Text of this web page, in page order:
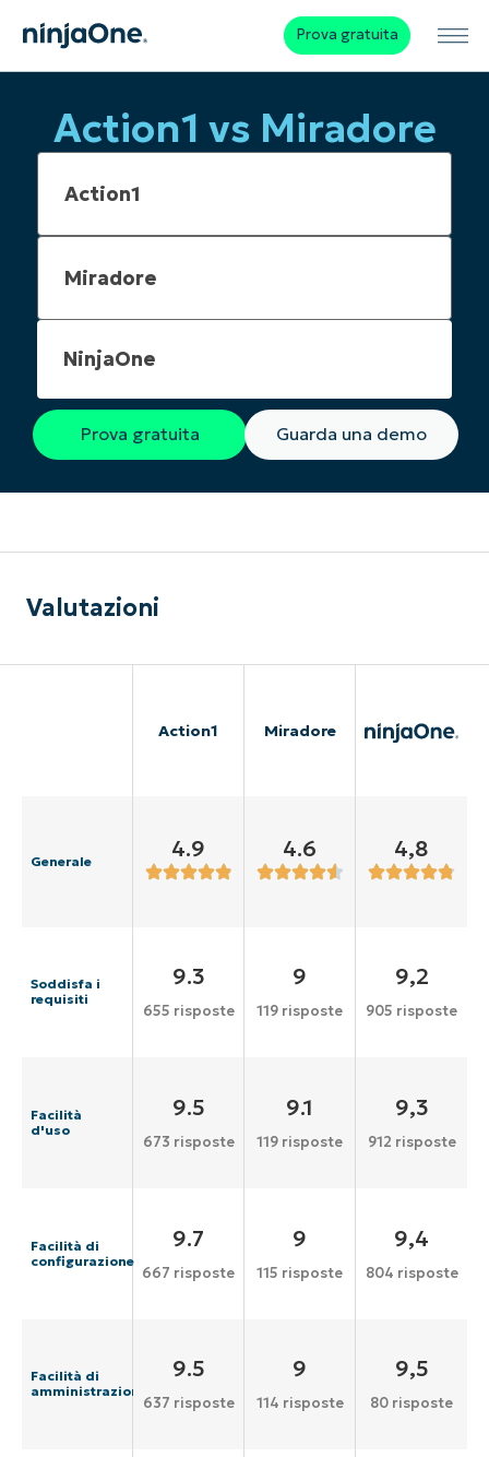
Prova gratuita
Action1 vs Miradore
NinjaOne
Prova gratuita Guarda una demo
Valutazioni
Action1 Miradore
Generale 4.9 4.6 4,8
Soddisfa i
requisiti
9.3
655 risposte
9
119 risposte
9,2
905 risposte
Facilità
d'uso
9.5
673 risposte
9.1
119 risposte
9,3
912 risposte
Facilità di
configurazione
9.7
667 risposte
9
115 risposte
9,4
804 risposte
Facilità di
amministrazione
9.5
637 risposte
9
114 risposte
9,5
80 risposte